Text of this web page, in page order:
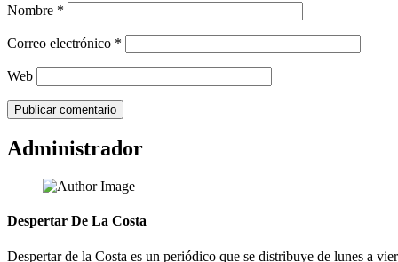
Nombre *
Correo electrónico *
Web
Administrador
Despertar De La Costa
Despertar de la Costa es un periódico que se distribuye de lunes a